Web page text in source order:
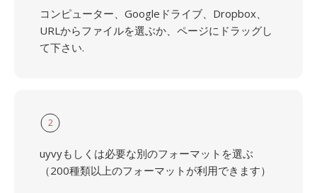
コンピューター、Googleドライブ、Dropbox、
URLからファイルを選ぶか、ページにドラッグし
て下さい.
2
uyvyもしくは必要な別のフォーマットを選ぶ
（200種類以上のフォーマットが利用できます）